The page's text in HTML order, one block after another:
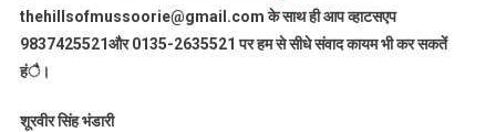
thehillsofmussoorie@gmail.com के साथ ही आप व्हाटसएप
9837425521और 0135-2635521 पर हम से सीधे संवाद कायम भी कर सकतें
हंै।
शूरवीर सिंह भंडारी